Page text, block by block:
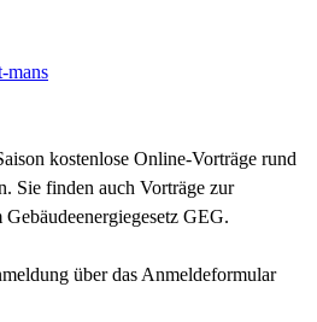
mans
kostenlose Online-Vorträge rund
Sie finden auch Vorträge zur
GEG.
über das Anmeldeformular